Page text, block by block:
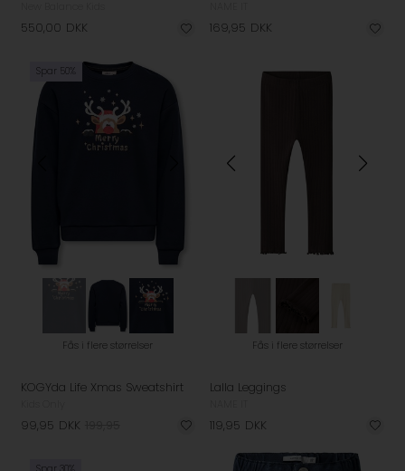
550,00 DKK 169,95 DKK
Spar 50%
Fås i flere størrelser
KOGYda Life Xmas Sweatshirt
99,95 DKK
Fås i flere størrelser
Lalla Leggings
119,95 DKK